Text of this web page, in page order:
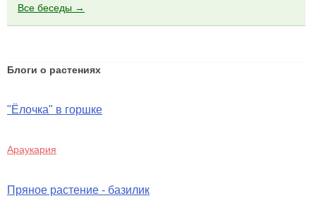
Все беседы →
Блоги о растениях
"Ёлочка" в горшке
Араукария
Пряное растение - базилик